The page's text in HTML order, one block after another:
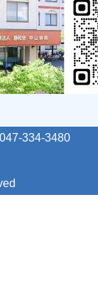
047-334-3480